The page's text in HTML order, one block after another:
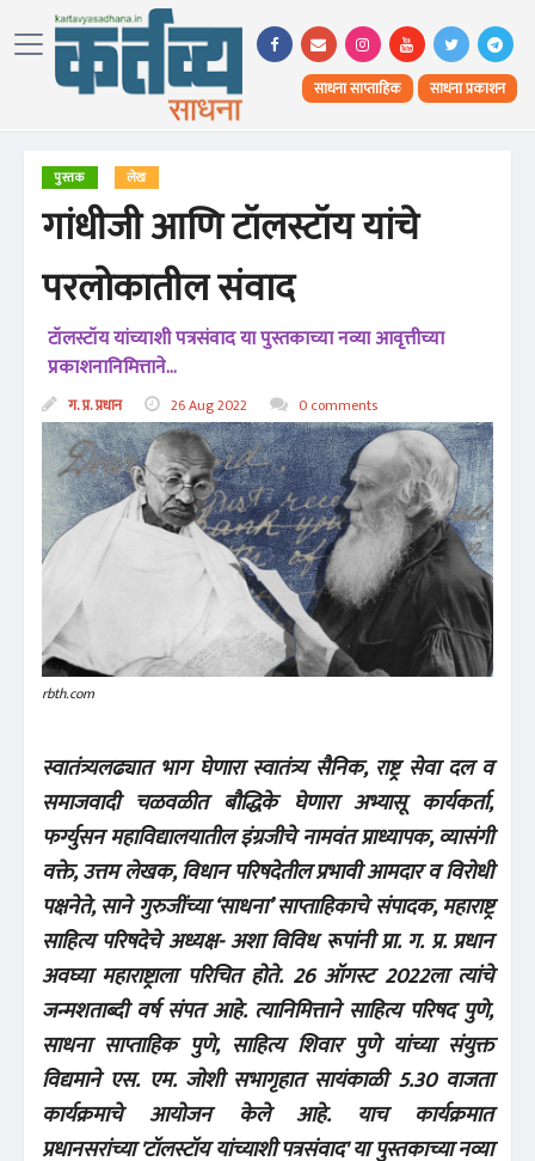
साधना साप्ताहिक साधना प्रकाशन
पुस्तक लेख
गांधीजी आणि टॉलस्टॉय यांचे
परलोकातील संवाद
टॉलस्टॉय यांच्याशी पत्रसंवाद या पुस्तकाच्या नव्या आवृत्तीच्या
प्रकाशनानिमित्ताने...
ग. प्र. प्रधान 26 Aug 2022 0 comments
rbth.com
स्वातंत्र्यलढ्यात भाग घेणारा स्वातंत्र्य सैनिक, राष्ट्र सेवा दल व
समाजवादी चळवळीत बौद्धिके घेणारा अभ्यासू कार्यकर्ता,
फर्ग्युसन महाविद्यालयातील इंग्रजीचे नामवंत प्राध्यापक, व्यासंगी
वक्ते, उत्तम लेखक, विधान परिषदेतील प्रभावी आमदार व विरोधी
पक्षनेते, साने गुरुजींच्या ‘साधना’ साप्ताहिकाचे संपादक, महाराष्ट्र
साहित्य परिषदेचे अध्यक्ष- अशा विविध रूपांनी प्रा. ग. प्र. प्रधान
अवघ्या महाराष्ट्राला परिचित होते. 26 ऑगस्ट 2022ला त्यांचे
जन्मशताब्दी वर्ष संपत आहे. त्यानिमित्ताने साहित्य परिषद पुणे,
साधना साप्ताहिक पुणे, साहित्य शिवार पुणे यांच्या संयुक्त
विद्यमाने एस. एम. जोशी सभागृहात सायंकाळी 5.30 वाजता
कार्यक्रमाचे आयोजन केले आहे. याच कार्यक्रमात
प्रधानसरांच्या 'टॉलस्टॉय यांच्याशी पत्रसंवाद' या पुस्तकाच्या नव्या